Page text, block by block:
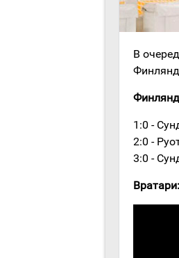
В
1:0 -
2:0 -
3:0 -
Вратари: